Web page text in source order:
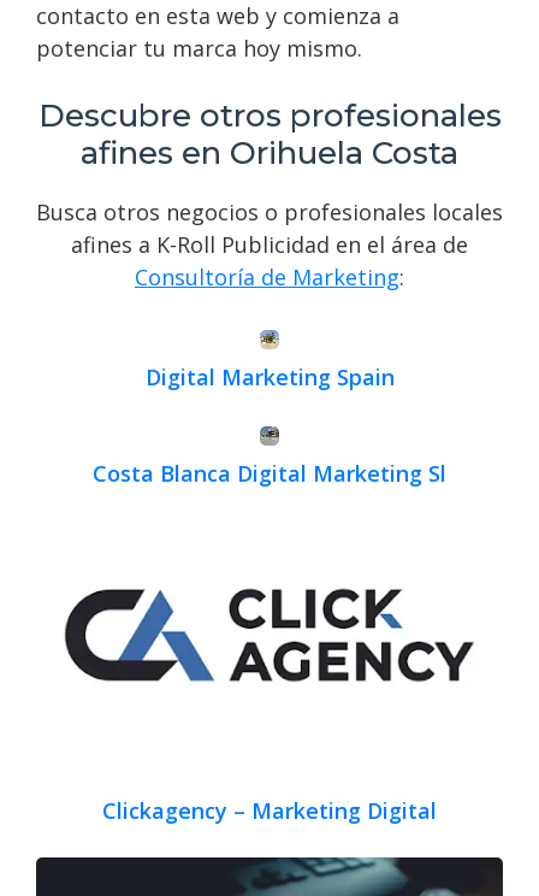
contacto en esta web y comienza a
potenciar tu marca hoy mismo.
Descubre otros profesionales
afines en Orihuela Costa
Busca otros negocios o profesionales locales
afines a K-Roll Publicidad en el área de
Consultoría de Marketing:
Digital Marketing Spain
Costa Blanca Digital Marketing Sl
Clickagency – Marketing Digital